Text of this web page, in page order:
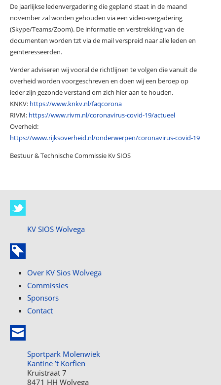
De jaarlijkse ledenvergadering die gepland staat in de maand
november zal worden gehouden via een video-vergadering
(Skype/Teams/Zoom). De informatie en verstrekking van de
documenten worden tzt via de mail verspreid naar alle leden en
geïnteresseerden.
Verder adviseren wij vooral de richtlijnen te volgen die vanuit de
overheid worden voorgeschreven en doen wij een beroep op
ieder zijn gezonde verstand om zich hier aan te houden.
KNKV: https://www.knkv.nl/faqcorona
RIVM: https://www.rivm.nl/coronavirus-covid-19/actueel
Overheid:
https://www.rijksoverheid.nl/onderwerpen/coronavirus-covid-19
Bestuur & Technische Commissie Kv SIOS
KV SIOS Wolvega
Over KV Sios Wolvega
Commissies
Sponsors
Contact
Sportpark Molenwiek
Kantine ’t Korfien
Kruistraat 7
8471 HH Wolvega